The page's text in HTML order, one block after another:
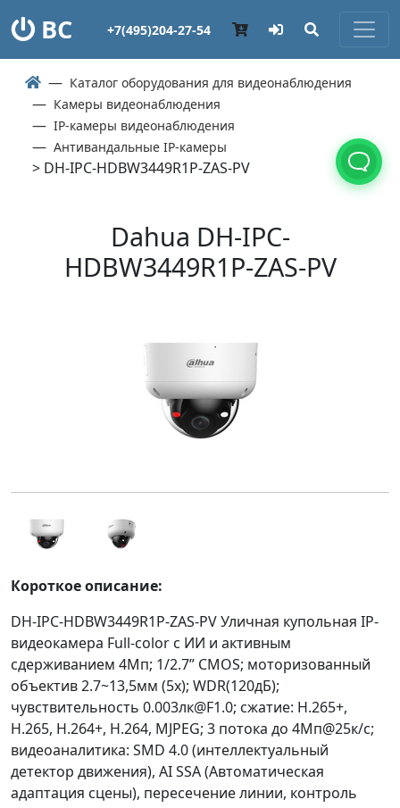
ВС +7(495)204-27-54
Каталог оборудования для видеонаблюдения
Камеры видеонаблюдения
IP-камеры видеонаблюдения
Антивандальные IP-камеры
> DH-IPC-HDBW3449R1P-ZAS-PV
Dahua DH-IPC-
HDBW3449R1P-ZAS-PV
Короткое описание:
DH-IPC-HDBW3449R1P-ZAS-PV Уличная купольная IP-
видеокамера Full-color с ИИ и активным
сдерживанием 4Мп; 1/2.7” CMOS; моторизованный
объектив 2.7~13,5мм (5x); WDR(120дБ);
чувствительность 0.003лк@F1.0; сжатие: H.265+,
H.265, H.264+, H.264, MJPEG; 3 потока до 4Мп@25к/с;
видеоаналитика: SMD 4.0 (интеллектуальный
детектор движения), AI SSA (Автоматическая
адаптация сцены), пересечение линии, контроль